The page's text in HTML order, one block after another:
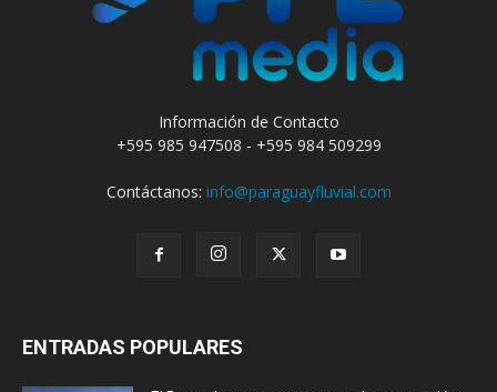
Información de Contacto
+595 985 947508 - +595 984 509299
Contáctanos: info@paraguayfluvial.com
ENTRADAS POPULARES